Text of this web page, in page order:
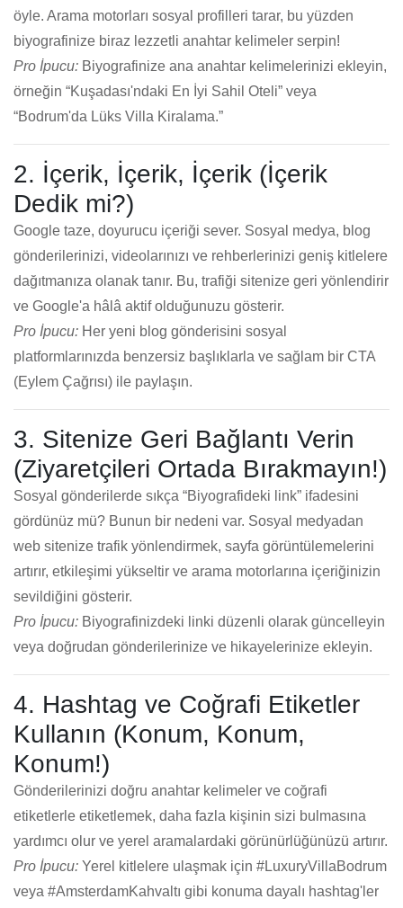
öyle. Arama motorları sosyal profilleri tarar, bu yüzden
biyografinize biraz lezzetli anahtar kelimeler serpin!
Pro İpucu: Biyografinize ana anahtar kelimelerinizi ekleyin,
örneğin “Kuşadası'ndaki En İyi Sahil Oteli” veya
“Bodrum'da Lüks Villa Kiralama.”
2. İçerik, İçerik, İçerik (İçerik
Dedik mi?)
Google taze, doyurucu içeriği sever. Sosyal medya, blog
gönderilerinizi, videolarınızı ve rehberlerinizi geniş kitlelere
dağıtmanıza olanak tanır. Bu, trafiği sitenize geri yönlendirir
ve Google'a hâlâ aktif olduğunuzu gösterir.
Pro İpucu: Her yeni blog gönderisini sosyal
platformlarınızda benzersiz başlıklarla ve sağlam bir CTA
(Eylem Çağrısı) ile paylaşın.
3. Sitenize Geri Bağlantı Verin
(Ziyaretçileri Ortada Bırakmayın!)
Sosyal gönderilerde sıkça “Biyografideki link” ifadesini
gördünüz mü? Bunun bir nedeni var. Sosyal medyadan
web sitenize trafik yönlendirmek, sayfa görüntülemelerini
artırır, etkileşimi yükseltir ve arama motorlarına içeriğinizin
sevildiğini gösterir.
Pro İpucu: Biyografinizdeki linki düzenli olarak güncelleyin
veya doğrudan gönderilerinize ve hikayelerinize ekleyin.
4. Hashtag ve Coğrafi Etiketler
Kullanın (Konum, Konum,
Konum!)
Gönderilerinizi doğru anahtar kelimeler ve coğrafi
etiketlerle etiketlemek, daha fazla kişinin sizi bulmasına
yardımcı olur ve yerel aramalardaki görünürlüğünüzü artırır.
Pro İpucu: Yerel kitlelere ulaşmak için #LuxuryVillaBodrum
veya #AmsterdamKahvaltı gibi konuma dayalı hashtag'ler